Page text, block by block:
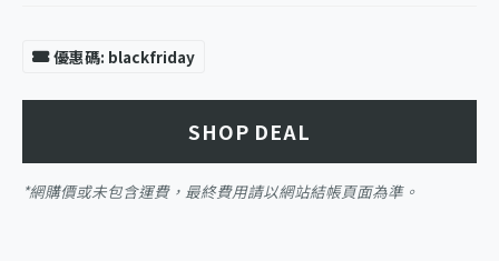
優惠碼: blackfriday
SHOP DEAL
*網購價或未包含運費，最終費用請以網站結帳頁面為準。